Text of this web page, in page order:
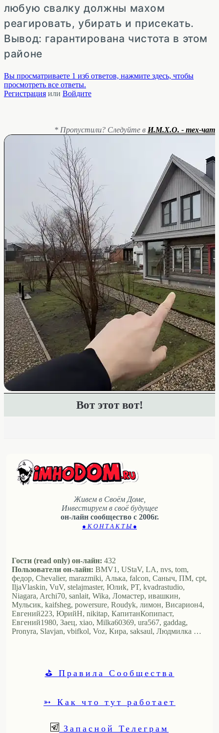
любую свалку должны махом
реагировать, убирать и присекать.
Вывод: гарантирована чистота в этом
районе
Вы просматриваете 1 из6 ответов, нажмите здесь, чтобы
просмотреть все ответы.
Регистрация или Войдите
* Пропустили? Следуйте в И.М.Х.О. - тех-чат
Вот этот вот!
Живем в Своём Доме,
Инвестируем в своё будущее
он-лайн сообщество с 2006г.
● К О Н Т А К Т Ы ●
Гости (read only) он-лайн: 432
Пользователи он-лайн: BMV1, UStaV, LA, nvs, tom,
федор, Chevalier, marazmiki, Алька, falcon, Саныч, ПМ, cpt,
IljaVlaskin, VuV, stelajmaster, Юлиk, PT, kvadrastudio,
Niagara, Archi70, sanlait, Wika, Ломастер, ивашкин,
Мульсик, kaifsheg, powersure, Roudyk, лимон, Висариoн4,
Евгений223, ЮрийН, nikitap, КапитанКопипаст,
Евгений1980, Заец, xiao, Milka60369, ura567, gaddag,
Pronyra, Slavjan, vbifkol, Voz, Кира, saksaul, Людмилка …
⛳ Правила Сообщества
➳ Как что тут работает
Запасной Телеграм